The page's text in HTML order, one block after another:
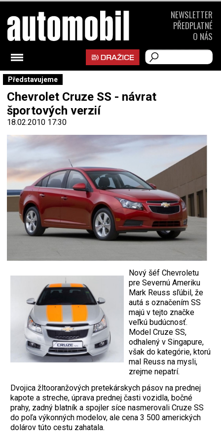
Představujeme
Chevrolet Cruze SS - návrat
športových verzií
18.02.2010 17:30
Nový šéf Chevroletu
pre Severnú Ameriku
Mark Reuss sľúbil, že
autá s označením SS
majú v tejto značke
veľkú budúcnosť.
Model Cruze SS,
odhalený v Singapure,
však do kategórie, ktorú
mal Reuss na mysli,
zrejme nepatrí.
Dvojica žltooranžových pretekárskych pásov na prednej
kapote a streche, úprava prednej časti vozidla, bočné
prahy, zadný blatník a spojler síce nasmerovali Cruze SS
do poľa výkonných modelov, ale cena 3 500 amerických
dolárov túto cestu zahatala.
NEWSLETTER
PŘEDPLATNÉ
O NÁS